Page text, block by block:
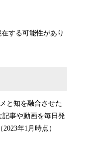
する可能性があり
と知を融合させた
事や動画を毎日発
年1月時点）